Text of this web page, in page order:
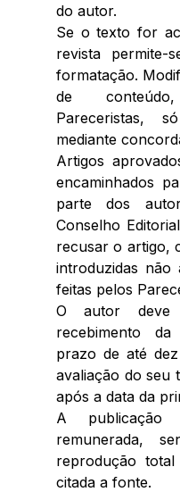
do autor.
Se o texto for
revista permite-
formatação.
de
Pareceristas,
mediante
Artigos
encaminhados
parte dos
Conselho
recusar o artigo,
introduzidas não
feitas pelos
O autor deve
recebimento
prazo de até
avaliação do seu
após a data da
A
remunerada,
reprodução
citada a fonte.